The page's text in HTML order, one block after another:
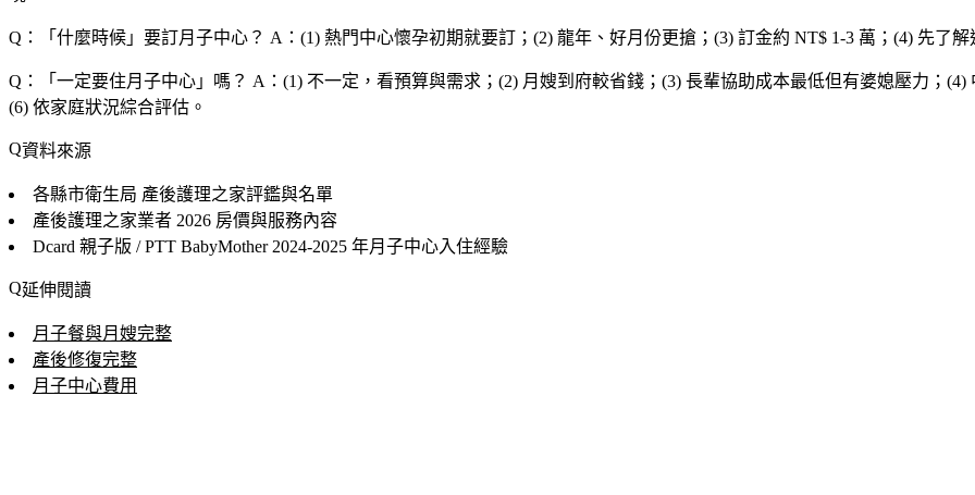
Q：「 什麼時候 」要訂月子中心？ A：(1) 熱門中心懷孕初期就要訂；(2) 龍年、好月份更搶；(3) 訂金約 NT$ 1-3 萬；(4) 先了
Q：「 一定要住月子中心 」嗎？ A：(1) 不一定，看預算與需求；(2) 月嫂到府較省錢；(3) 長輩協助成本最低但有婆媳壓力；
(6) 依家庭狀況綜合評估。
資料來源
各縣市衛生局 產後護理之家評鑑與名單
產後護理之家業者 2026 房價與服務內容
Dcard 親子版 / PTT BabyMother2024-2025 年月子中心入住經驗
延伸閱讀
月子餐與月嫂完整
產後修復完整
月子中心費用